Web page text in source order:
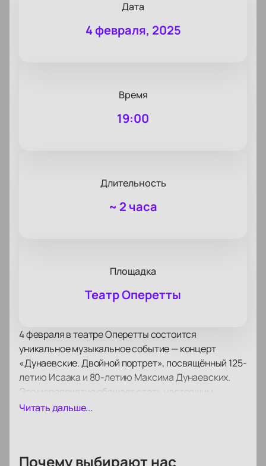
Дата
4 февраля, 2025
Время
19:00
Длительность
~ 2 часа
Площадка
Театр Оперетты
4 февраля в театре Оперетты состоится
уникальное музыкальное событие — концерт
«Дунаевские. Двойной портрет», посвящённый 125-
летию Исаака и 80-летию Максима Дунаевских.
Это мероприятие обещает стать настоящим
праздником для всех ценителей мюзиклов и
выдающейся династии композиторов.
Читать дальше...
Почему выбирают нас